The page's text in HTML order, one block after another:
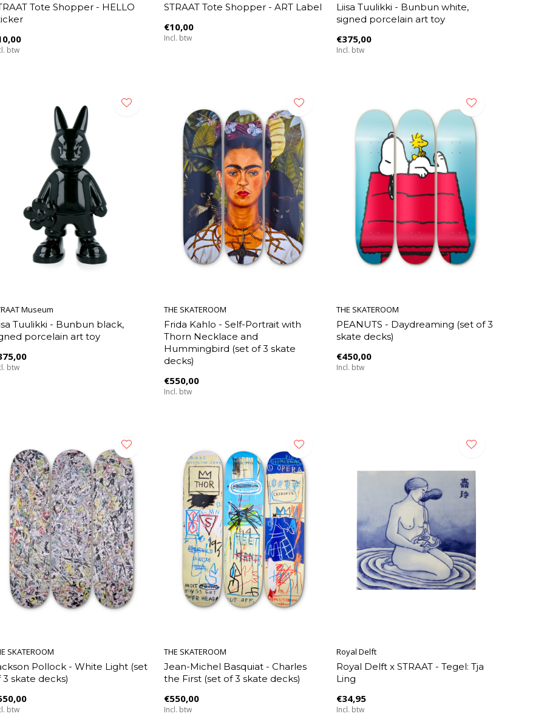
Tote Shopper - HELLO
btw
STRAAT Tote Shopper - ART Label
€10,00
Incl. btw
Liisa Tuulikki - Bunbun white,
signed porcelain art toy
€375,00
Incl. btw
Museum
Tuulikki - Bunbun black,
porcelain art toy
btw
THE SKATEROOM
Frida Kahlo - Self-Portrait with
Thorn Necklace and
Hummingbird (set of 3 skate
decks)
€550,00
Incl. btw
THE SKATEROOM
PEANUTS - Daydreaming (set of 3
skate decks)
€450,00
Incl. btw
SKATEROOM
Pollock - White Light (set
3 skate decks)
btw
THE SKATEROOM
Jean-Michel Basquiat - Charles
the First (set of 3 skate decks)
€550,00
Incl. btw
Royal Delft
Royal Delft x STRAAT - Tegel: Tja
Ling
€34,95
Incl. btw